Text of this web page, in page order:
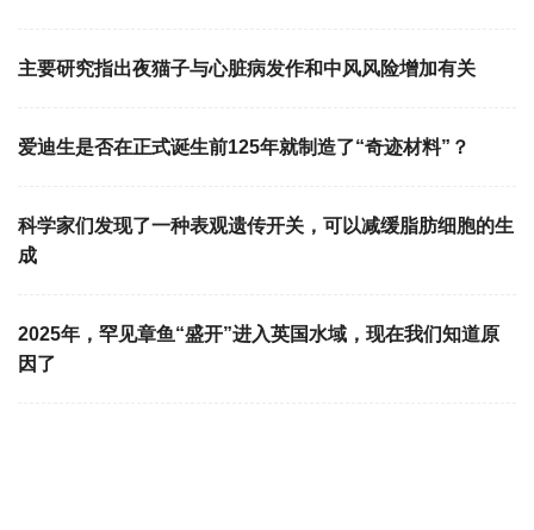
主要研究指出夜猫子与心脏病发作和中风风险增加有关
爱迪生是否在正式诞生前125年就制造了“奇迹材料”？
科学家们发现了一种表观遗传开关，可以减缓脂肪细胞的生
成
2025年，罕见章鱼“盛开”进入英国水域，现在我们知道原
因了